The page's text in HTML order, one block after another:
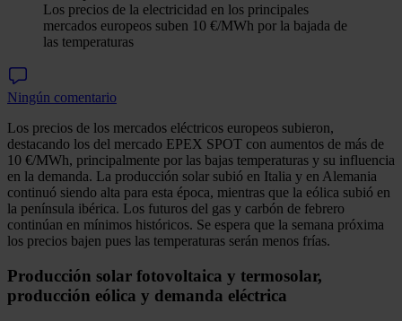
Los precios de la electricidad en los principales
mercados europeos suben 10 €/MWh por la bajada de
las temperaturas
Ningún comentario
Los precios de los mercados eléctricos europeos subieron,
destacando los del mercado EPEX SPOT con aumentos de más de
10 €/MWh, principalmente por las bajas temperaturas y su influencia
en la demanda. La producción solar subió en Italia y en Alemania
continuó siendo alta para esta época, mientras que la eólica subió en
la península ibérica. Los futuros del gas y carbón de febrero
continúan en mínimos históricos. Se espera que la semana próxima
los precios bajen pues las temperaturas serán menos frías.
Producción solar fotovoltaica y termosolar,
producción eólica y demanda eléctrica